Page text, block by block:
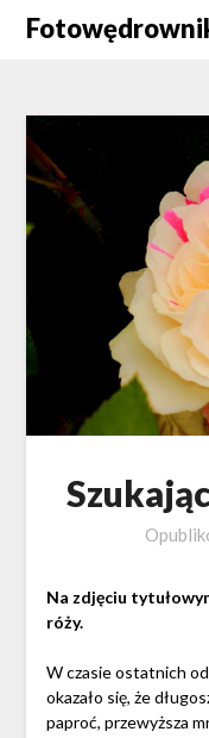
Skip
Na zdjęciu
róży.
W czasie ostatnich
okazało się, że
paproć, przewyższa